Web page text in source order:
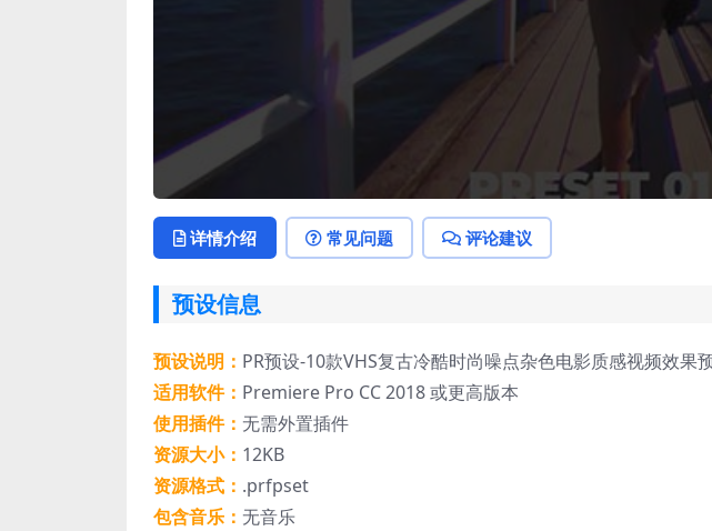
Video
详情介绍 常见问题 评论建议
预设信息
预设说明： PR预设-10款VHS复古冷酷时尚噪点杂色电影质感视频效果
适用软件： Premiere Pro CC 2018 或更高版本
使用插件： 无需外置插件
资源大小： 12KB
资源格式： .prfpset
包含音乐： 无音乐